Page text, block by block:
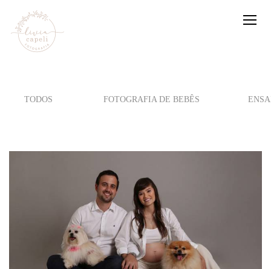
TODOS FOTOGRAFIA DE BEBÊS